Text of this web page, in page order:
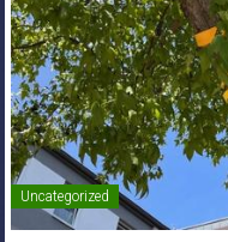
Uncategorized